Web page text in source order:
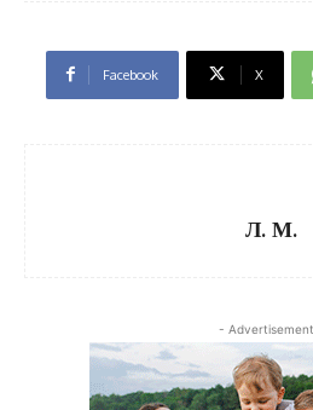
Facebook X
Л. М.
-